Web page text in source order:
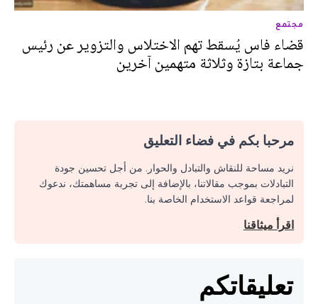
مجتمع
قضاء فاس يُسقط تهم الاختلاس والتزوير عن رئيس
جماعة بتازة وثلاثة متهمين آخرين‎
مرحبا بكم في فضاء التعليق
نريد مساحة للنقاش والتبادل والحوار. من أجل تحسين جودة
التبادلات بموجب مقالاتنا، بالإضافة إلى تجربة مساهمتك، ندعوك
لمراجعة قواعد الاستخدام الخاصة بنا.
اقرأ ميثاقنا
تعليقاتكم